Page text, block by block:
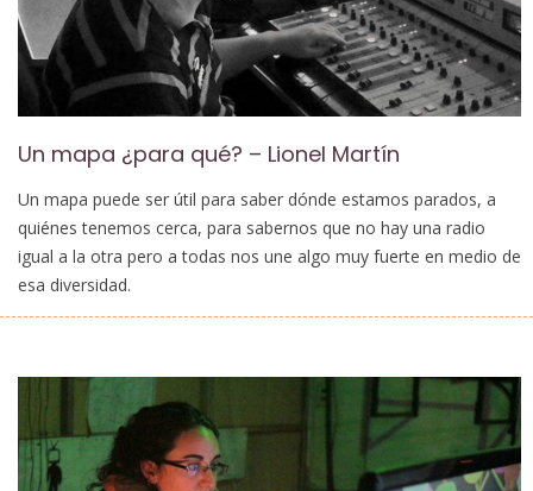
Un mapa ¿para qué? – Lionel Martín
Un mapa puede ser útil para saber dónde estamos parados, a
quiénes tenemos cerca, para sabernos que no hay una radio
igual a la otra pero a todas nos une algo muy fuerte en medio de
esa diversidad.